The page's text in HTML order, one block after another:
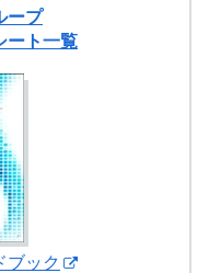
ープ
ート一覧
ブック